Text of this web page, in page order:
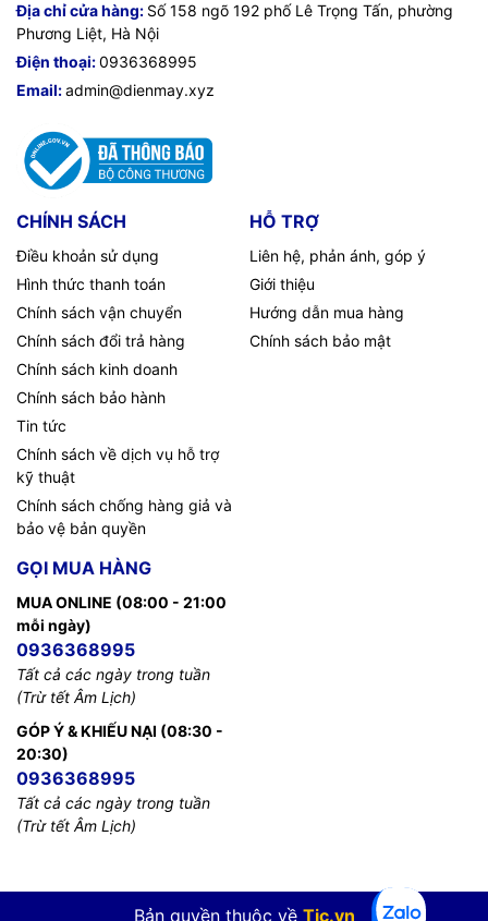
Địa chỉ cửa hàng: Số 158 ngõ 192 phố Lê Trọng Tấn, phường
Phương Liệt, Hà Nội
Điện thoại:0936368995
Email:admin@dienmay.xyz
CHÍNH SÁCH
Điều khoản sử dụng
Hình thức thanh toán
Chính sách vận chuyển
Chính sách đổi trả hàng
Chính sách kinh doanh
Chính sách bảo hành
Tin tức
Chính sách về dịch vụ hỗ trợ
kỹ thuật
Chính sách chống hàng giả và
bảo vệ bản quyền
HỖ TRỢ
Liên hệ, phản ánh, góp ý
Giới thiệu
Hướng dẫn mua hàng
Chính sách bảo mật
GỌI MUA HÀNG
MUA ONLINE (08:00 - 21:00
mỗi ngày)
0936368995
Tất cả các ngày trong tuần
(Trừ tết Âm Lịch)
GÓP Ý & KHIẾU NẠI (08:30 -
20:30)
0936368995
Tất cả các ngày trong tuần
(Trừ tết Âm Lịch)
Bản quyền thuộc về Tic.vn